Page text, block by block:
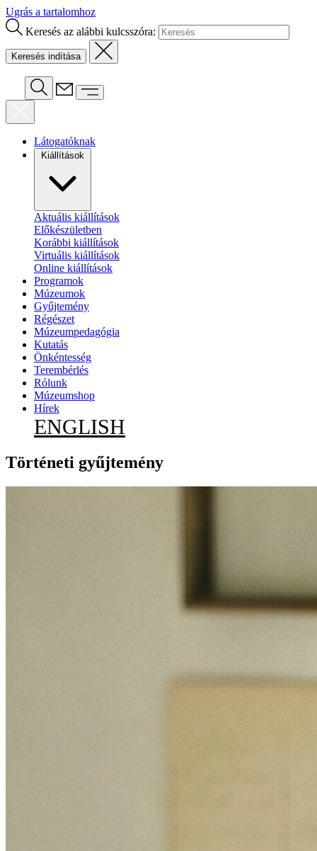
Ugrás a tartalomhoz
Keresés az alábbi kulcsszóra:
Látogatóknak
Kiállítások
Aktuális kiállítások
Előkészületben
Korábbi kiállítások
Virtuális kiállítások
Online kiállítások
Programok
Múzeumok
Gyűjtemény
Régészet
Múzeumpedagógia
Kutatás
Önkéntesség
Terembérlés
Rólunk
Múzeumshop
Hírek
ENGLISH
Történeti gyűjtemény